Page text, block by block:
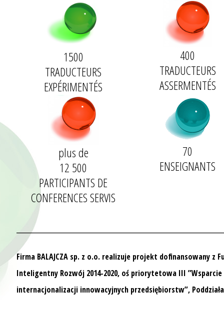
1500
TRADUCTEURS
EXPÉRIMENTÉS
400
TRADUCTEURS
ASSERMENTÉS
plus de
12 500
PARTICIPANTS DE
CONFERENCES SERVIS
70
ENSEIGNANTS
Firma BALAJCZA sp. z o.o. realizuje projekt dofinansowany z
Inteligentny Rozwój 2014-2020, oś priorytetowa III
internacjonalizacji innowacyjnych przedsiębiorstw”,